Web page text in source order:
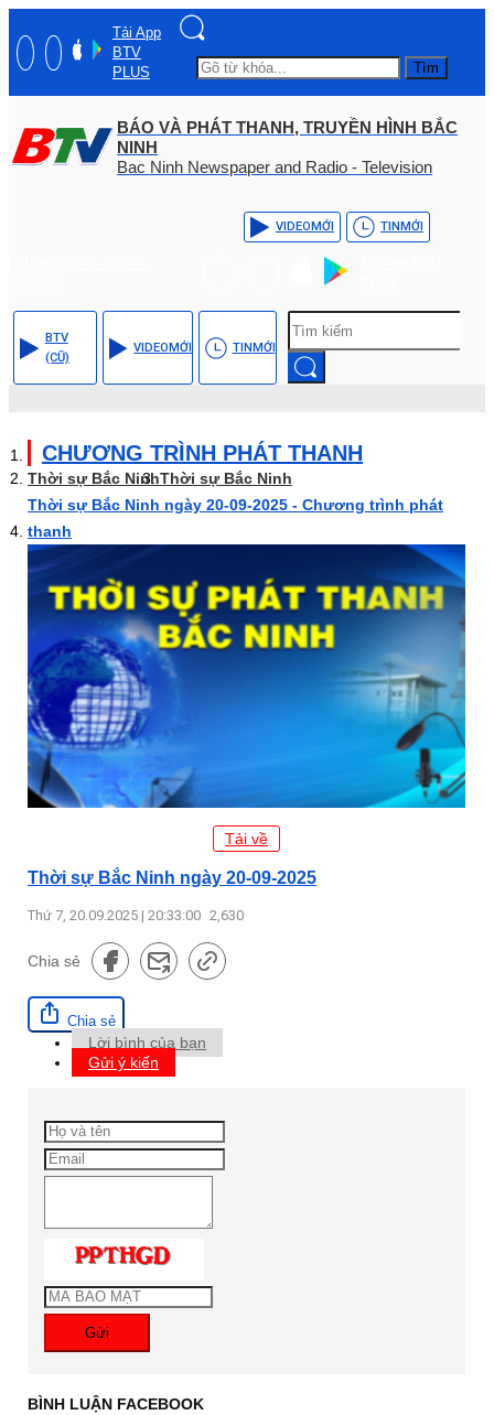
Tải App
BTV
PLUS
Tìm
BÁO VÀ PHÁT THANH, TRUYỀN HÌNH BẮC
NINH
Bac Ninh Newspaper and Radio - Television
VIDEOMỚI TINMỚI
BTV
(CŨ)
VIDEOMỚI TINMỚI
CHƯƠNG TRÌNH PHÁT THANH
Thời sự Bắc NinhThời sự Bắc Ninh
Thời sự Bắc Ninh ngày 20-09-2025 - Chương trình phát
thanh
Tải về
Thời sự Bắc Ninh ngày 20-09-2025
Thứ 7, 20.09.2025 | 20:33:00 2,630
Chia sẻ
Chia sẻ
Lời bình của bạn
Gửi ý kiến
Gửi
BÌNH LUẬN FACEBOOK